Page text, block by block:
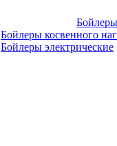
Бойлеры
Бойлеры косвенного
Бойлеры электрические